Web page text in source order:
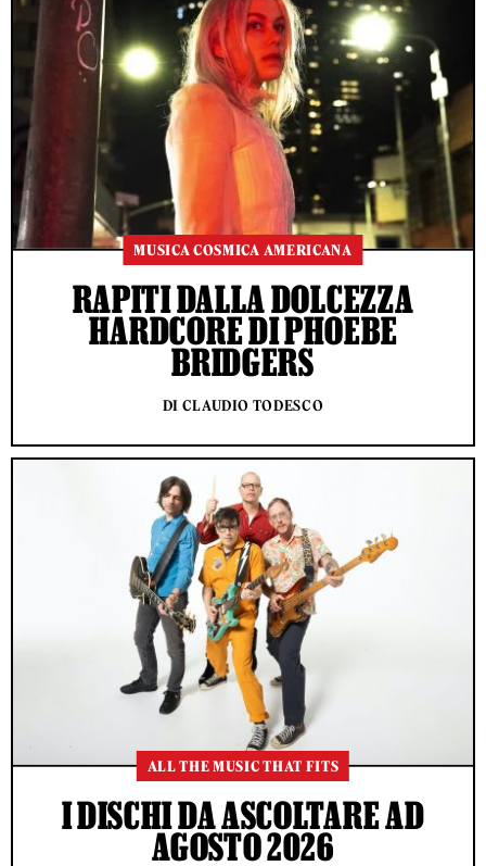
MUSICA COSMICA AMERICANA
RAPITI DALLA DOLCEZZA
HARDCORE DI PHOEBE
BRIDGERS
DI CLAUDIO TODESCO
ALL THE MUSIC THAT FITS
I DISCHI DA ASCOLTARE AD
AGOSTO 2026